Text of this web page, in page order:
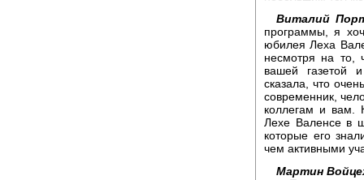
Виталий
программы, я
юбилея Леха
несмотря на то,
вашей газетой
сказала, что
современник,
коллегам и вам.
Лехе Валенсе в
которые его
чем активными
Мартин